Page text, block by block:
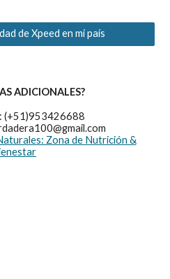
de Xpeed en mi país
ADICIONALES?
(+51)953426688
Zona de Nutrición &